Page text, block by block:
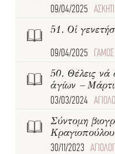
09/04/2025
51. Οἱ
09/04/2025 ΓΑΜΟΣ
50. Θέλεις νά
ἁγίων –
03/03/2024
Σύντομη
30/11/2023